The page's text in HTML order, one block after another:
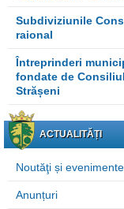
Subdiviziunile
raional
Întreprinderi
fondate de
Strășeni
ACTUALITĂȚI
Noutăţi și evenimente
Anunțuri